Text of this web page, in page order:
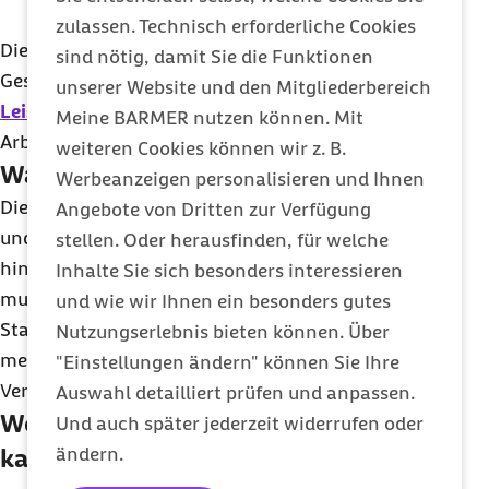
zulassen. Technisch erforderliche Cookies
sind nötig, damit Sie die Funktionen
unserer Website und den Mitgliederbereich
Meine BARMER nutzen können. Mit
weiteren Cookies können wir z. B.
Werbeanzeigen personalisieren und Ihnen
Angebote von Dritten zur Verfügung
stellen. Oder herausfinden, für welche
Inhalte Sie sich besonders interessieren
und wie wir Ihnen ein besonders gutes
Nutzungserlebnis bieten können. Über
"Einstellungen ändern" können Sie Ihre
Auswahl detailliert prüfen und anpassen.
Und auch später jederzeit widerrufen oder
ändern.
Krankentransporten)
Die Beteiligten finden sich in allen Bereichen des
Gesundheitswesens. Hierzu zählen
Leistungserbringer, Ärztinnen und Ärzte,
Arbeitgeber und Versicherte.
Was geschieht bei Verdachtsfällen?
Die Barmer geht grundsätzlich jedem glaubhaften
und nachvollziehbaren Hinweis nach. Bei
hinreichender Verdachtslage übergibt sie
mutmaßliche Verdachtsfälle der
Staatsanwaltschaft. Daneben holt die Barmer
mehrere Millionen Euro für die
Versichertengemeinschaft zurück.
Wer kann Hinweise geben und wie
kann ich bei einem Verdacht